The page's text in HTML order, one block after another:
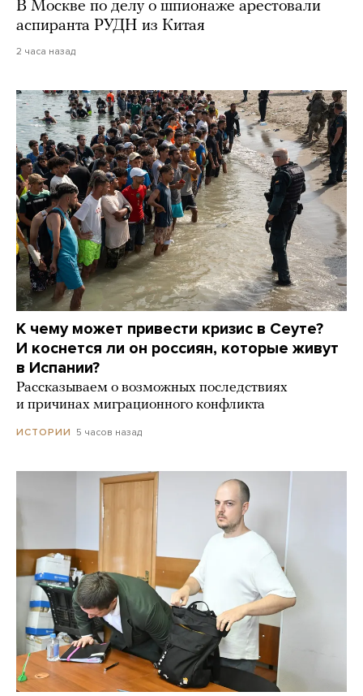
В Москве по делу о шпионаже арестовали
аспиранта РУДН из Китая
2 часа назад
К чему может привести кризис в Сеуте?
И коснется ли он россиян, которые живут
в Испании?
Рассказываем о возможных последствиях
и причинах миграционного конфликта
ИСТОРИИ 5 часов назад